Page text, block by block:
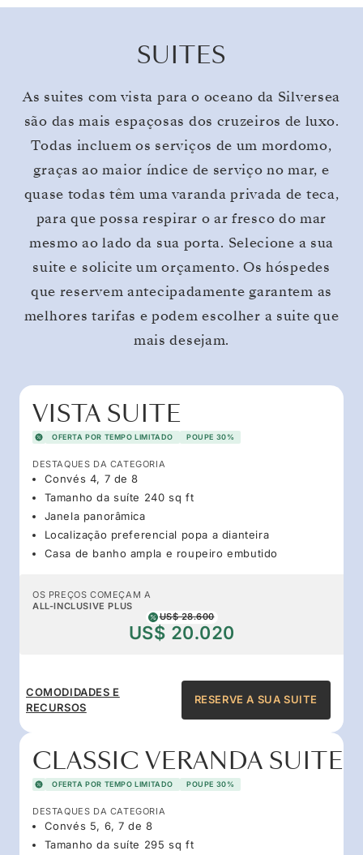
SUITES
As suites com vista para o oceano da Silversea
são das mais espaçosas dos cruzeiros de luxo.
Todas incluem os serviços de um mordomo,
graças ao maior índice de serviço no mar, e
quase todas têm uma varanda privada de teca,
para que possa respirar o ar fresco do mar
mesmo ao lado da sua porta. Selecione a sua
suite e solicite um orçamento. Os hóspedes
que reservem antecipadamente garantem as
melhores tarifas e podem escolher a suite que
mais desejam.
VISTA SUITE
OFERTA POR TEMPO LIMITADO POUPE 30%
DESTAQUES DA CATEGORIA
Convés 4, 7 de 8
Tamanho da suíte 240 sq ft
Janela panorâmica
Localização preferencial popa a dianteira
Casa de banho ampla e roupeiro embutido
OS PREÇOS COMEÇAM A
ALL-INCLUSIVE PLUS
US$ 28.600
US$ 20.020
COMODIDADES E
RECURSOS
RESERVE A SUA SUITE
CLASSIC VERANDA SUITE
OFERTA POR TEMPO LIMITADO POUPE 30%
DESTAQUES DA CATEGORIA
Convés 5, 6, 7 de 8
Tamanho da suíte 295 sq ft